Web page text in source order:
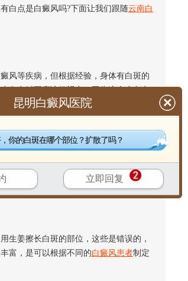
白点是白癜风吗?下面让我们跟随云南白
等疾病，但根据经验，身体有白斑的
白点时不应该轻视它，因为这个小白点
医院进行检查的，要知道正规医院的
底是什么病?或者说看到底是不是白癜
白癜风的治疗
姜擦长白斑的部位，这些是错误的，
富，是可以根据不同的白癜风患者制定
昆明白癜风医院
你的白斑在哪个部位？扩散了吗？
立即回复